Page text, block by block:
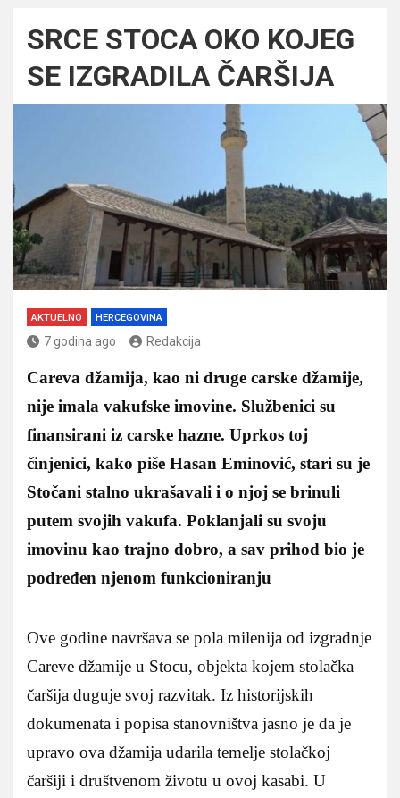
SRCE STOCA OKO KOJEG
SE IZGRADILA ČARŠIJA
AKTUELNO HERCEGOVINA
7 godina ago Redakcija
Careva džamija, kao ni druge carske džamije,
nije imala vakufske imovine. Službenici su
finansirani iz carske hazne. Uprkos toj
činjenici, kako piše Hasan Eminović, stari su je
Stočani stalno ukrašavali i o njoj se brinuli
putem svojih vakufa. Poklanjali su svoju
imovinu kao trajno dobro, a sav prihod bio je
podređen njenom funkcioniranju
Ove godine navršava se pola milenija od izgradnje
Careve džamije u Stocu, objekta kojem stolačka
čaršija duguje svoj razvitak. Iz historijskih
dokumenata i popisa stanovništva jasno je da je
upravo ova džamija udarila temelje stolačkoj
čaršiji i društvenom životu u ovoj kasabi. U